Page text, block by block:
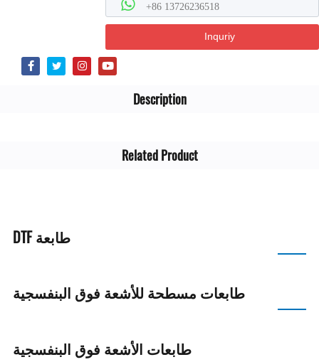
+86 13726236518
Inquriy
Description
Related Product
طابعة DTF
طابعات مسطحة للأشعة فوق البنفسجية
طابعات الأشعة فوق البنفسجية